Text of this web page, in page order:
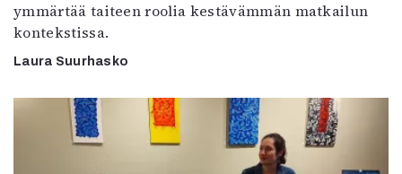
ymmärtää taiteen roolia kestävämmän matkailun
kontekstissa.
Laura Suurhasko